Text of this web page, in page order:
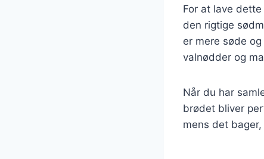
For at lave
den rigtige
er mere søde
valnødder og
Når du har
brødet bliver
mens det